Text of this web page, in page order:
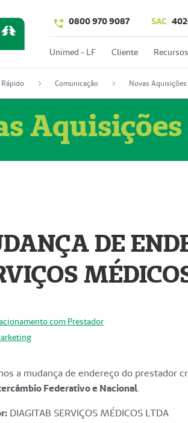
0800 970 9087 SAC
Unimed - LF Cliente
Comunicação Novas Aquisições
Aquisições
DE
com Prestador
a mudança de endereço do prestador
Federativo e Nacional.
DIAGITAB SERVIÇOS MÉDICOS LTDA